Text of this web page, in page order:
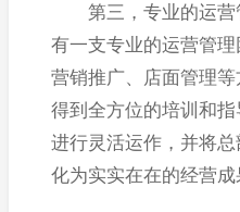
第三，专业的运营
有一支专业的运营管理
营销推广、店面管理
得到全方位的培训和
进行灵活运作，并将
化为实实在在的经营成